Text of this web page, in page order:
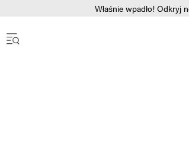
Właśnie wpadło! Odkryj